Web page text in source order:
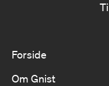
Forside
Om Gnist